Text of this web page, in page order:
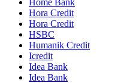
Home Bank
Hora Credit
Hora Credit
HSBC
Humanik Credit
Icredit
Idea Bank
Idea Bank